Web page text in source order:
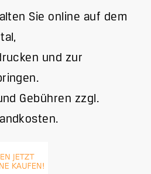
Sie online auf dem
und zur
Gebühren zzgl.